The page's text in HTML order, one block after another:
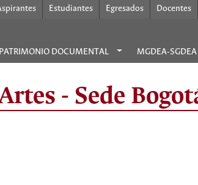
Estudiantes Egresados Docentes
PATRIMONIO DOCUMENTAL MGDEA-SGDEA
- Sede